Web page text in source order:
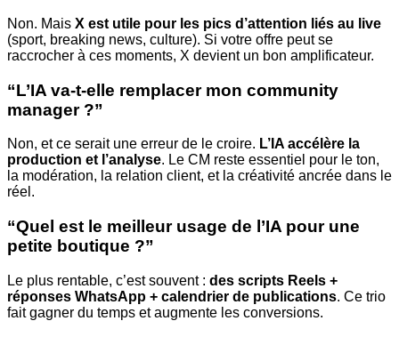
Non. Mais X est utile pour les pics d’attention liés au live
(sport, breaking news, culture). Si votre offre peut se
raccrocher à ces moments, X devient un bon amplificateur.
“L’IA va-t-elle remplacer mon community
manager ?”
Non, et ce serait une erreur de le croire. L’IA accélère la
production et l’analyse. Le CM reste essentiel pour le ton,
la modération, la relation client, et la créativité ancrée dans le
réel.
“Quel est le meilleur usage de l’IA pour une
petite boutique ?”
Le plus rentable, c’est souvent : des scripts Reels +
réponses WhatsApp + calendrier de publications. Ce trio
fait gagner du temps et augmente les conversions.